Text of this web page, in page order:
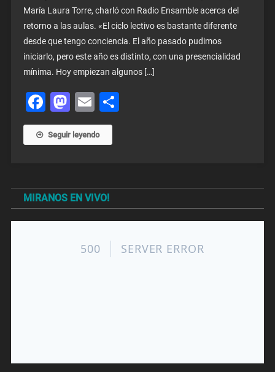
María Laura Torre, charló con Radio Ensamble acerca del
retorno a las aulas. «El ciclo lectivo es bastante diferente
desde que tengo conciencia. El año pasado pudimos
iniciarlo, pero este año es distinto, con una presencialidad
mínima. Hoy empiezan algunos […]
Facebook
Mastodon
Email
Seguir leyendo
MIRANOS EN VIVO!